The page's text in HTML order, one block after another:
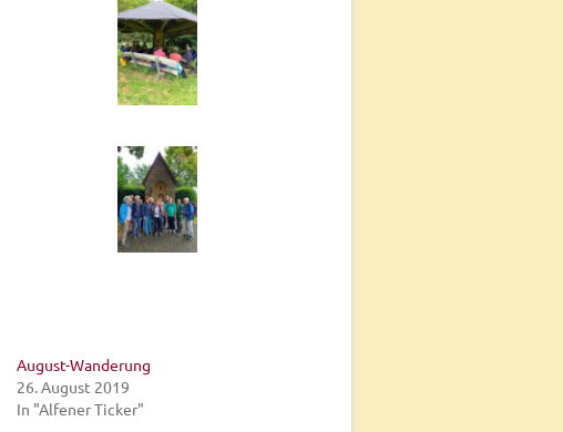
August-Wanderung
26. August 2019
In "Alfener Ticker"